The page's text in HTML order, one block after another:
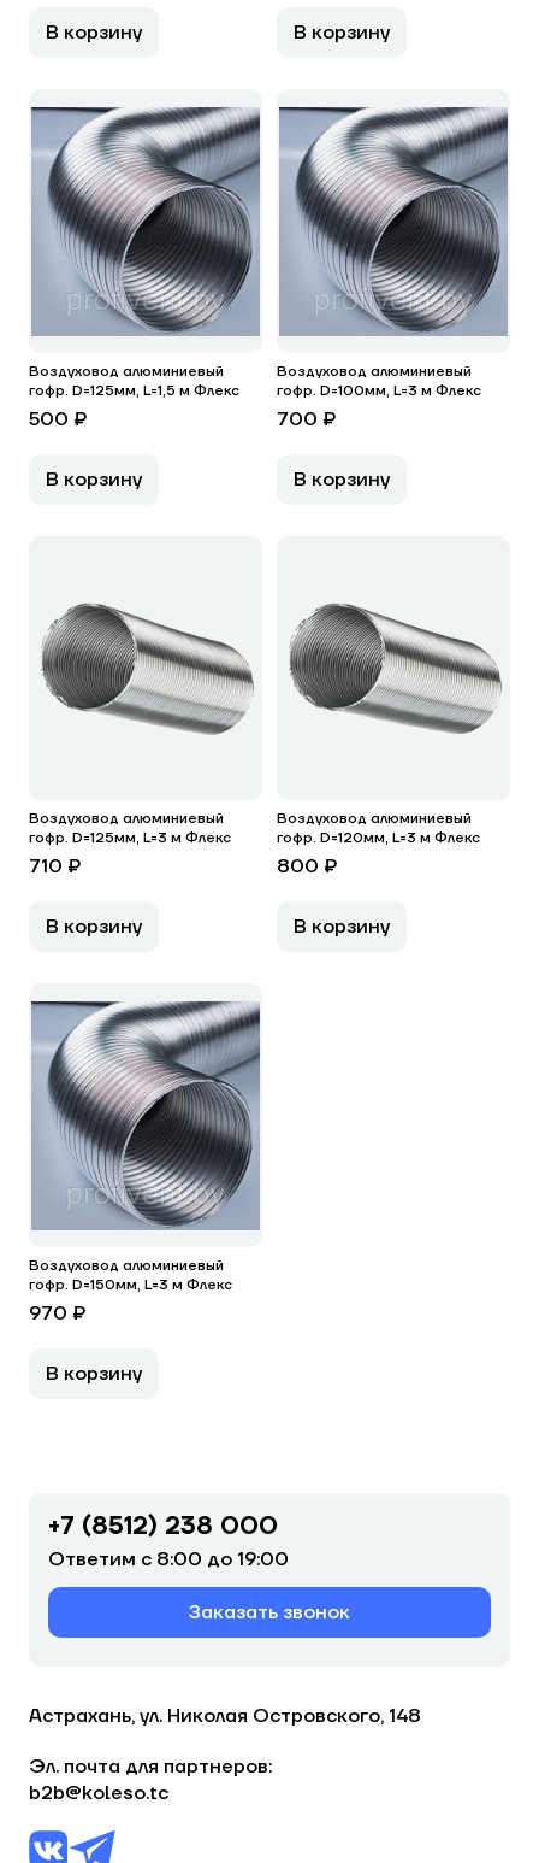
В корзину В корзину
Воздуховод алюминиевый
гофр. D=125мм, L=1,5 м Флекс
500 ₽
В корзину
Воздуховод алюминиевый
гофр. D=100мм, L=3 м Флекс
700 ₽
В корзину
Воздуховод алюминиевый
гофр. D=125мм, L=3 м Флекс
710 ₽
В корзину
Воздуховод алюминиевый
гофр. D=120мм, L=3 м Флекс
800 ₽
В корзину
Воздуховод алюминиевый
гофр. D=150мм, L=3 м Флекс
970 ₽
В корзину
+7 (8512) 238 000
Ответим с 8:00 до 19:00
Заказать звонок
Астрахань, ул. Николая Островского, 148
Эл. почта для партнеров:
b2b@koleso.tc